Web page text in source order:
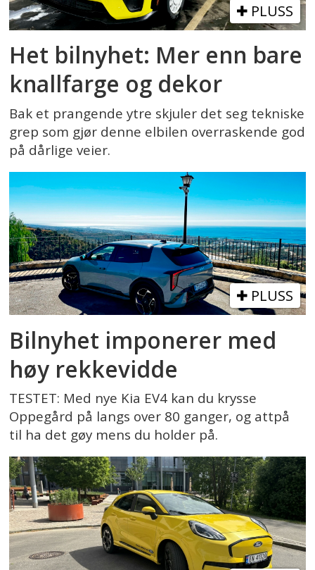
PLUSS
Het bilnyhet: Mer enn bare
knallfarge og dekor
Bak et prangende ytre skjuler det seg tekniske
grep som gjør denne elbilen overraskende god
på dårlige veier.
PLUSS
Bilnyhet imponerer med
høy rekkevidde
TESTET: Med nye Kia EV4 kan du krysse
Oppegård på langs over 80 ganger, og attpå
til ha det gøy mens du holder på.